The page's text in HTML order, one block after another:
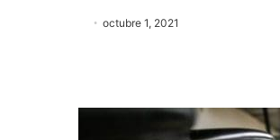
octubre 1, 2021